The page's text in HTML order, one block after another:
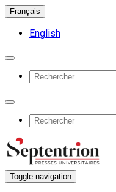
Français
English
Toggle navigation